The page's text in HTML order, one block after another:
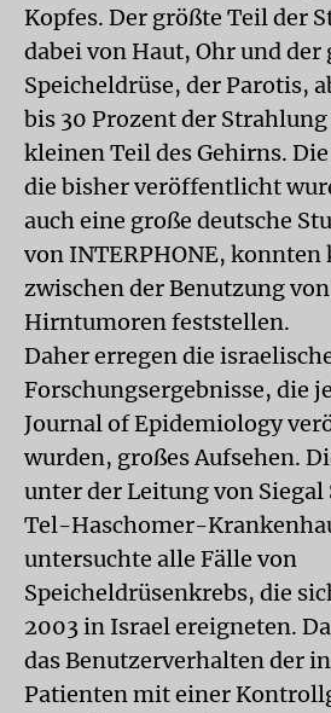
Kopfes. Der größte Teil der
dabei von Haut, Ohr und der
Speicheldrüse, der Parotis,
bis 30 Prozent der
kleinen Teil des Gehirns.
die bisher veröffentlicht
auch eine große deutsche
von INTERPHONE,
zwischen der Benutzung
Hirntumoren feststellen.
Daher erregen die
Forschungsergebnisse, die
Journal of Epidemiology
wurden, großes Aufsehen.
unter der Leitung von Siegal
Tel-Haschomer-
untersuchte alle Fälle von
Speicheldrüsenkrebs, die
2003 in Israel ereigneten.
das Benutzerverhalten der
Patienten mit einer